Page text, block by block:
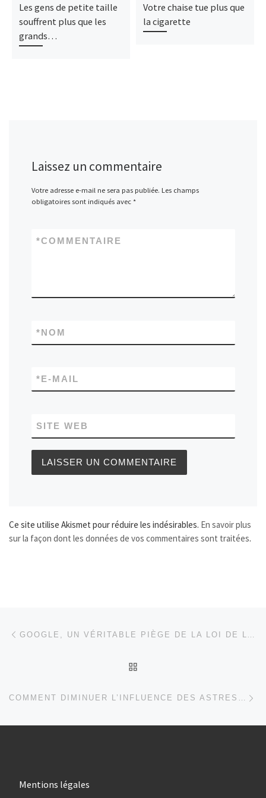
Les gens de petite taille
souffrent plus que les
grands…
Votre chaise tue plus que
la cigarette
Laissez un commentaire
Votre adresse e-mail ne sera pas publiée. Les champs
obligatoires sont indiqués avec *
COMMENTAIRE
*
NOM
*
E-MAIL
*
SITE WEB
Ce site utilise Akismet pour réduire les indésirables. En savoir plus
sur la façon dont les données de vos commentaires sont traitées.
Parcourir les articles
COMMENT DIMINUER L’INFLUENCE DES ASTRES DANS VOTRE VIE?
Mentions légales